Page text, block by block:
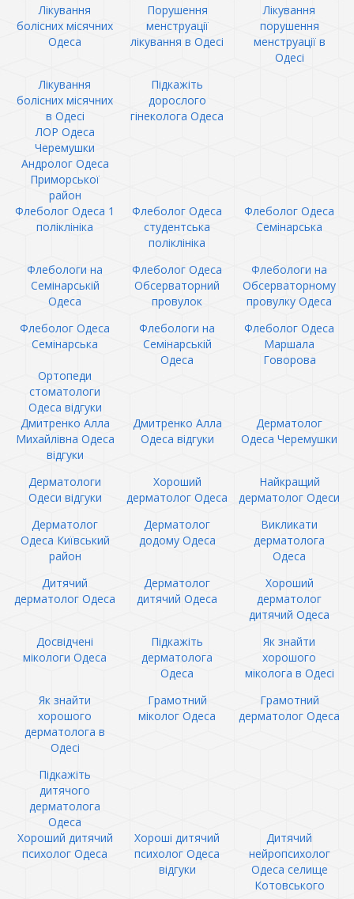
Лікування
болісних місячних
Одеса
Порушення
менструації
лікування в Одесі
Лікування
порушення
менструації в
Одесі
Лікування
болісних місячних
в Одесі
Підкажіть
дорослого
гінеколога Одеса
ЛОР Одеса
Черемушки
Андролог Одеса
Приморської
район
Флеболог Одеса 1
поліклініка
Флеболог Одеса
студентська
поліклініка
Флеболог Одеса
Семінарська
Флебологи на
Семінарській
Одеса
Флеболог Одеса
Обсерваторний
провулок
Флебологи на
Обсерваторному
провулку Одеса
Флеболог Одеса
Семінарська
Флебологи на
Семінарській
Одеса
Флеболог Одеса
Маршала
Говорова
Ортопеди
стоматологи
Одеса відгуки
Дмитренко Алла
Михайлівна Одеса
відгуки
Дмитренко Алла
Одеса відгуки
Дерматолог
Одеса Черемушки
Дерматологи
Одеси відгуки
Хороший
дерматолог Одеса
Найкращий
дерматолог Одеси
Дерматолог
Одеса Київський
район
Дерматолог
додому Одеса
Викликати
дерматолога
Одеса
Дитячий
дерматолог Одеса
Дерматолог
дитячий Одеса
Хороший
дерматолог
дитячий Одеса
Досвідчені
мікологи Одеса
Підкажіть
дерматолога
Одеса
Як знайти
хорошого
міколога в Одесі
Як знайти
хорошого
дерматолога в
Одесі
Грамотний
міколог Одеса
Грамотний
дерматолог Одеса
Підкажіть
дитячого
дерматолога
Одеса
Хороший дитячий
психолог Одеса
Хороші дитячий
психолог Одеса
відгуки
Дитячий
нейропсихолог
Одеса селище
Котовського